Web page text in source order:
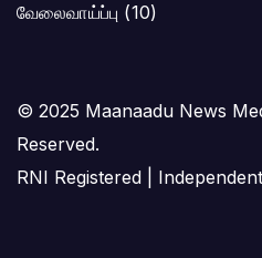
வேலைவாய்ப்பு (10)
© 2025 Maanaadu News
Reserved.
RNI Registered |